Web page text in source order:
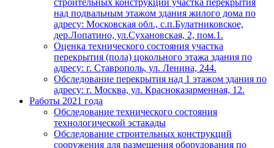
строительных конструкций участка перекрытия
над подвальным этажом здания жилого дома по
адресу: Московская обл., с.п.Булатниковское,
дер.Лопатино, ул.Сухановская, 2, пом.1.
Оценка технического состояния участка
перекрытия (пола) цокольного этажа здания по
адресу: г. Ставрополь, ул. Ленина, 244.
Обследование перекрытия над 1 этажом здания по
адресу: г. Москва, ул. Красноказарменная, 12.
Работы 2021 года
Обследование технического состояния
технологической эстакады
Обследование строительных конструкций
сооружения для размещения оборудования по